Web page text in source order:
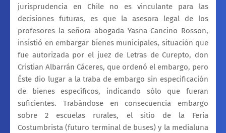
jurisprudencia en Chile no es vinculante para las
decisiones futuras, es que la asesora legal de los
profesores la señora abogada Yasna Cancino Rosson,
insistió en embargar bienes municipales, situación que
fue autorizada por el juez de Letras de Curepto, don
Cristian Albarrán Cáceres, que ordenó el embargo, pero
Éste dio lugar a la traba de embargo sin especificación
de bienes específicos, indicando sólo que fueran
suficientes. Trabándose en consecuencia embargo
sobre 2 escuelas rurales, el sitio de la Feria
Costumbrista (futuro terminal de buses) y la medialuna